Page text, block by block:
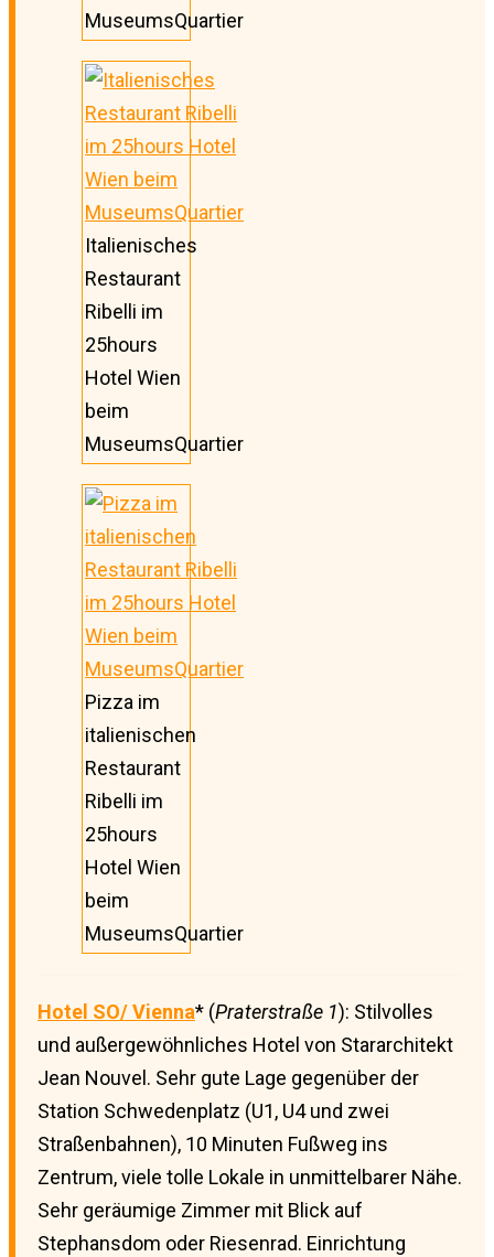
MuseumsQuartier
Italienisches
Restaurant
Ribelli im
25hours
Hotel Wien
beim
MuseumsQuartier
Pizza im
italienischen
Restaurant
Ribelli im
25hours
Hotel Wien
beim
MuseumsQuartier
Hotel SO/ Vienna* (Praterstraße 1): Stilvolles
und außergewöhnliches Hotel von Stararchitekt
Jean Nouvel. Sehr gute Lage gegenüber der
Station Schwedenplatz (U1, U4 und zwei
Straßenbahnen), 10 Minuten Fußweg ins
Zentrum, viele tolle Lokale in unmittelbarer Nähe.
Sehr geräumige Zimmer mit Blick auf
Stephansdom oder Riesenrad. Einrichtung